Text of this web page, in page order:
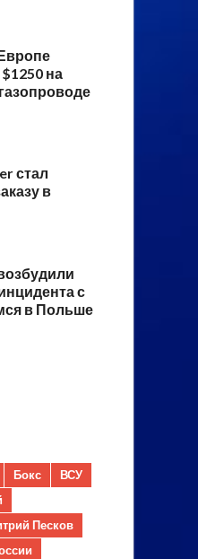
на
стал
в
с
в Польше
Бокс
ВСУ
Песков